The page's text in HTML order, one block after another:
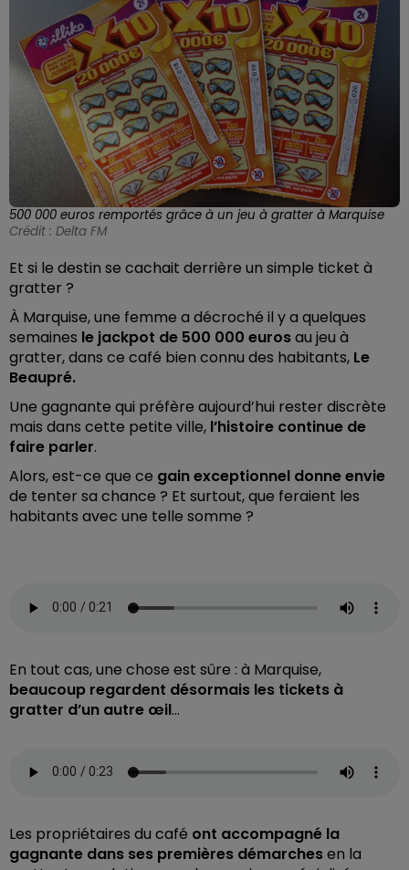
500 000 euros remportés grâce à un jeu à gratter à Marquise
Crédit : Delta FM
Et si le destin se cachait derrière un simple ticket à
gratter ?
À Marquise, une femme a décroché il y a quelques
semaines le jackpot de 500 000 eurosau jeu à
gratter, dans ce café bien connu des habitants, Le
Beaupré.
Une gagnante qui préfère aujourd’hui rester discrète
mais dans cette petite ville, l’histoire continue de
faire parler.
Alors, est-ce que ce gain exceptionnel donne envie
de tenter sa chance ? Et surtout, que feraient les
habitants avec une telle somme ?
En tout cas, une chose est sûre : à Marquise,
beaucoup regardent désormais les tickets à
gratter d’un autre œil…
Les propriétaires du café ont accompagné la
gagnante dans ses premières démarchesen la